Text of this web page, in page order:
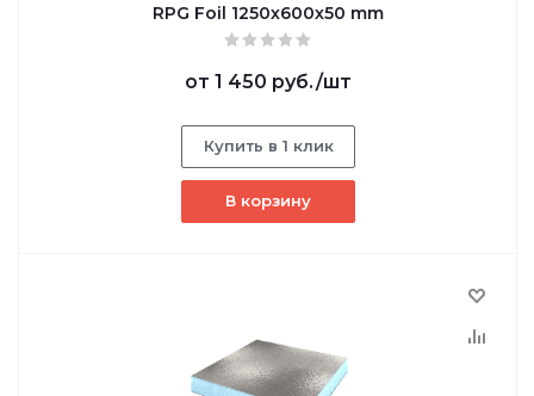
RPG Foil 1250х600х50 mm
от 1 450 руб./шт
Купить в 1 клик
В корзину